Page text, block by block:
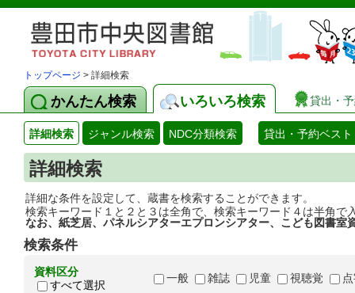
トップページ > 詳細検索
かんたん検索 いろいろ検索 貸出・
詳細検索 ジャンル検索 NDC分類検索 貸出・予約ベスト
詳細検索
詳細な条件を設定して、蔵書を検索することができます。
検索キーワード１と２と３は全角で、検索キーワード４は半角で
なお、紙芝居、パネルシアターエプロンシアター、こども図書室
検索条件
資料区分
すべて選択
一般 雑誌 児童 視聴覚